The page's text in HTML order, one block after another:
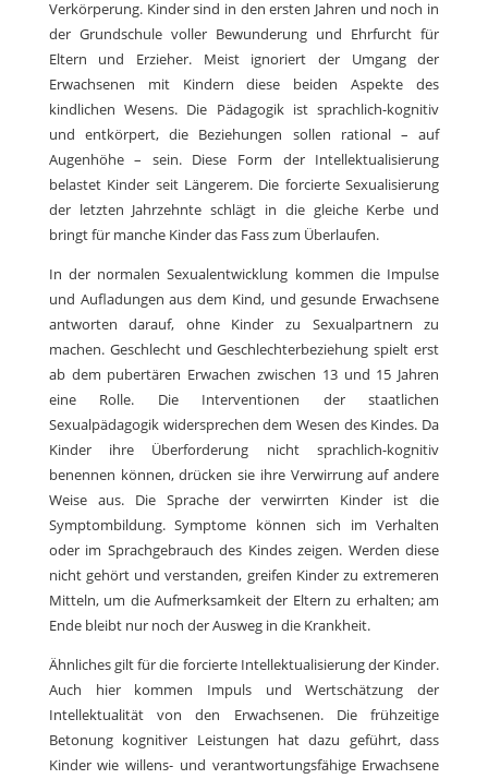
Verkörperung. Kinder sind in den ersten Jahren und noch in
der Grundschule voller Bewunderung und Ehrfurcht für
Eltern und Erzieher. Meist ignoriert der Umgang der
Erwachsenen mit Kindern diese beiden Aspekte des
kindlichen Wesens. Die Pädagogik ist sprachlich-kognitiv
und entkörpert, die Beziehungen sollen rational – auf
Augenhöhe – sein. Diese Form der Intellektualisierung
belastet Kinder seit Längerem. Die forcierte Sexualisierung
der letzten Jahrzehnte schlägt in die gleiche Kerbe und
bringt für manche Kinder das Fass zum Überlaufen.
In der normalen Sexualentwicklung kommen die Impulse
und Aufladungen aus dem Kind, und gesunde Erwachsene
antworten darauf, ohne Kinder zu Sexualpartnern zu
machen. Geschlecht und Geschlechterbeziehung spielt erst
ab dem pubertären Erwachen zwischen 13 und 15 Jahren
eine Rolle. Die Interventionen der staatlichen
Sexualpädagogik widersprechen dem Wesen des Kindes. Da
Kinder ihre Überforderung nicht sprachlich-kognitiv
benennen können, drücken sie ihre Verwirrung auf andere
Weise aus. Die Sprache der verwirrten Kinder ist die
Symptombildung. Symptome können sich im Verhalten
oder im Sprachgebrauch des Kindes zeigen. Werden diese
nicht gehört und verstanden, greifen Kinder zu extremeren
Mitteln, um die Aufmerksamkeit der Eltern zu erhalten; am
Ende bleibt nur noch der Ausweg in die Krankheit.
Ähnliches gilt für die forcierte Intellektualisierung der Kinder.
Auch hier kommen Impuls und Wertschätzung der
Intellektualität von den Erwachsenen. Die frühzeitige
Betonung kognitiver Leistungen hat dazu geführt, dass
Kinder wie willens- und verantwortungsfähige Erwachsene